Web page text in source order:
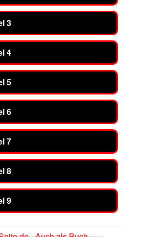
3
4
5
6
7
8
9